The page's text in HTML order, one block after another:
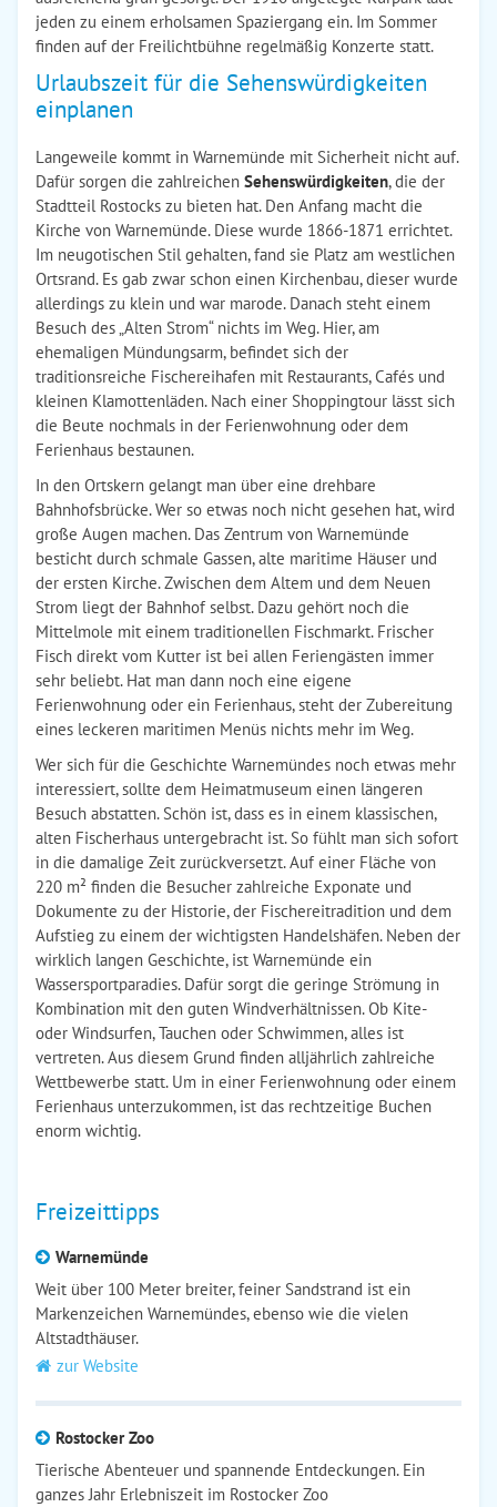
jeden zu einem erholsamen Spaziergang ein. Im Sommer
finden auf der Freilichtbühne regelmäßig Konzerte statt.
Urlaubszeit für die Sehenswürdigkeiten
einplanen
Langeweile kommt in Warnemünde mit Sicherheit nicht auf.
Dafür sorgen die zahlreichen Sehenswürdigkeiten, die der
Stadtteil Rostocks zu bieten hat. Den Anfang macht die
Kirche von Warnemünde. Diese wurde 1866-1871 errichtet.
Im neugotischen Stil gehalten, fand sie Platz am westlichen
Ortsrand. Es gab zwar schon einen Kirchenbau, dieser wurde
allerdings zu klein und war marode. Danach steht einem
Besuch des „Alten Strom“ nichts im Weg. Hier, am
ehemaligen Mündungsarm, befindet sich der
traditionsreiche Fischereihafen mit Restaurants, Cafés und
kleinen Klamottenläden. Nach einer Shoppingtour lässt sich
die Beute nochmals in der Ferienwohnung oder dem
Ferienhaus bestaunen.
In den Ortskern gelangt man über eine drehbare
Bahnhofsbrücke. Wer so etwas noch nicht gesehen hat, wird
große Augen machen. Das Zentrum von Warnemünde
besticht durch schmale Gassen, alte maritime Häuser und
der ersten Kirche. Zwischen dem Altem und dem Neuen
Strom liegt der Bahnhof selbst. Dazu gehört noch die
Mittelmole mit einem traditionellen Fischmarkt. Frischer
Fisch direkt vom Kutter ist bei allen Feriengästen immer
sehr beliebt. Hat man dann noch eine eigene
Ferienwohnung oder ein Ferienhaus, steht der Zubereitung
eines leckeren maritimen Menüs nichts mehr im Weg.
Wer sich für die Geschichte Warnemündes noch etwas mehr
interessiert, sollte dem Heimatmuseum einen längeren
Besuch abstatten. Schön ist, dass es in einem klassischen,
alten Fischerhaus untergebracht ist. So fühlt man sich sofort
in die damalige Zeit zurückversetzt. Auf einer Fläche von
220 m² finden die Besucher zahlreiche Exponate und
Dokumente zu der Historie, der Fischereitradition und dem
Aufstieg zu einem der wichtigsten Handelshäfen. Neben der
wirklich langen Geschichte, ist Warnemünde ein
Wassersportparadies. Dafür sorgt die geringe Strömung in
Kombination mit den guten Windverhältnissen. Ob Kite-
oder Windsurfen, Tauchen oder Schwimmen, alles ist
vertreten. Aus diesem Grund finden alljährlich zahlreiche
Wettbewerbe statt. Um in einer Ferienwohnung oder einem
Ferienhaus unterzukommen, ist das rechtzeitige Buchen
enorm wichtig.
Freizeittipps
Warnemünde
Weit über 100 Meter breiter, feiner Sandstrand ist ein
Markenzeichen Warnemündes, ebenso wie die vielen
Altstadthäuser.
zur Website
Rostocker Zoo
Tierische Abenteuer und spannende Entdeckungen. Ein
ganzes Jahr Erlebniszeit im Rostocker Zoo